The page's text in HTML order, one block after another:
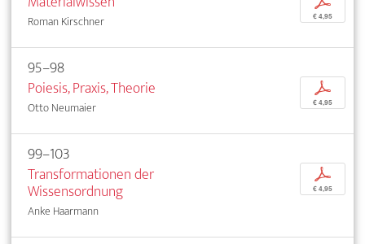
Roman Kirschner € 4,95
95–98
Poiesis, Praxis, Theorie
Otto Neumaier
p
€ 4,95
99–103
Transformationen der
Wissensordnung
Anke Haarmann
p
€ 4,95